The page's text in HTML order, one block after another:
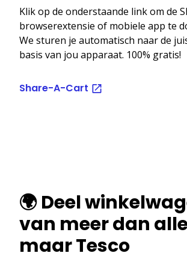
Klik op de onderstaande link om de
browserextensie of mobiele app te
We sturen je automatisch naar de
basis van jou apparaat. 100% gratis!
Share-A-Cart
🌍 Deel
van meer dan
maar Tesco